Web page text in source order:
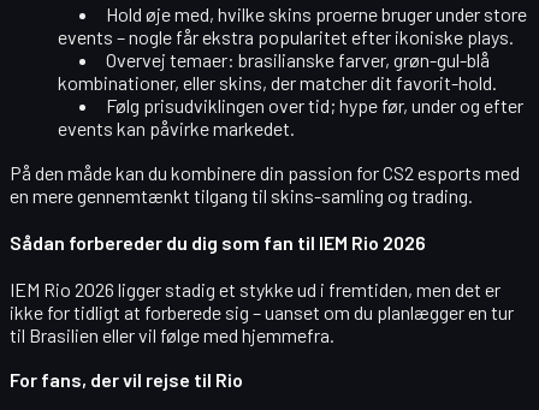
Hold øje med, hvilke skins proerne bruger under store
events – nogle får ekstra popularitet efter ikoniske plays.
Overvej temaer: brasilianske farver, grøn-gul-blå
kombinationer, eller skins, der matcher dit favorit-hold.
Følg prisudviklingen over tid; hype før, under og efter
events kan påvirke markedet.
På den måde kan du kombinere din passion for CS2 esports med
en mere gennemtænkt tilgang til skins-samling og trading.
Sådan forbereder du dig som fan til IEM Rio 2026
IEM Rio 2026 ligger stadig et stykke ud i fremtiden, men det er
ikke for tidligt at forberede sig – uanset om du planlægger en tur
til Brasilien eller vil følge med hjemmefra.
For fans, der vil rejse til Rio